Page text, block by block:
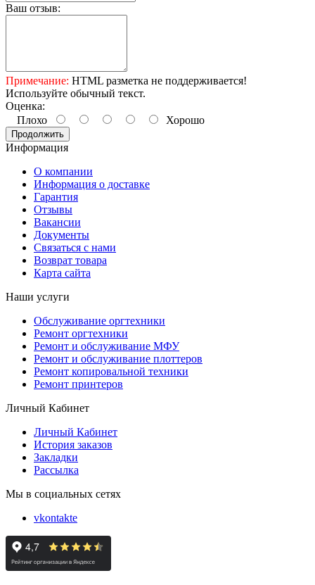
Ваш отзыв:
Примечание: HTML разметка не поддерживается!
Используйте обычный текст.
Оценка:
Плохо
Хорошо
Продолжить
Информация
О компании
Информация о доставке
Гарантия
Отзывы
Вакансии
Документы
Связаться с нами
Возврат товара
Карта сайта
Наши услуги
Обслуживание оргтехники
Ремонт оргтехники
Ремонт и обслуживание МФУ
Ремонт и обслуживание плоттеров
Ремонт копировальной техники
Ремонт принтеров
Личный Кабинет
Личный Кабинет
История заказов
Закладки
Рассылка
Мы в социальных сетях
vkontakte